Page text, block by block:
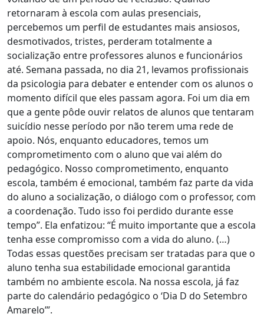
retornaram à escola com aulas presenciais,
percebemos um perfil de estudantes mais ansiosos,
desmotivados, tristes, perderam totalmente a
socialização entre professores alunos e funcionários
até. Semana passada, no dia 21, levamos profissionais
da psicologia para debater e entender com os alunos o
momento difícil que eles passam agora. Foi um dia em
que a gente pôde ouvir relatos de alunos que tentaram
suicídio nesse período por não terem uma rede de
apoio. Nós, enquanto educadores, temos um
comprometimento com o aluno que vai além do
pedagógico. Nosso comprometimento, enquanto
escola, também é emocional, também faz parte da vida
do aluno a socialização, o diálogo com o professor, com
a coordenação. Tudo isso foi perdido durante esse
tempo”. Ela enfatizou: “É muito importante que a escola
tenha esse compromisso com a vida do aluno. (…)
Todas essas questões precisam ser tratadas para que o
aluno tenha sua estabilidade emocional garantida
também no ambiente escola. Na nossa escola, já faz
parte do calendário pedagógico o ‘Dia D do Setembro
Amarelo’”.